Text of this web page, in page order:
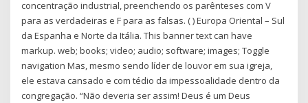
concentração industrial, preenchendo os parênteses com V
para as verdadeiras e F para as falsas. ( ) Europa Oriental – Sul
da Espanha e Norte da Itália. This banner text can have
markup. web; books; video; audio; software; images; Toggle
navigation Mas, mesmo sendo líder de louvor em sua igreja,
ele estava cansado e com tédio da impessoalidade dentro da
congregação. “Não deveria ser assim! Deus é um Deus